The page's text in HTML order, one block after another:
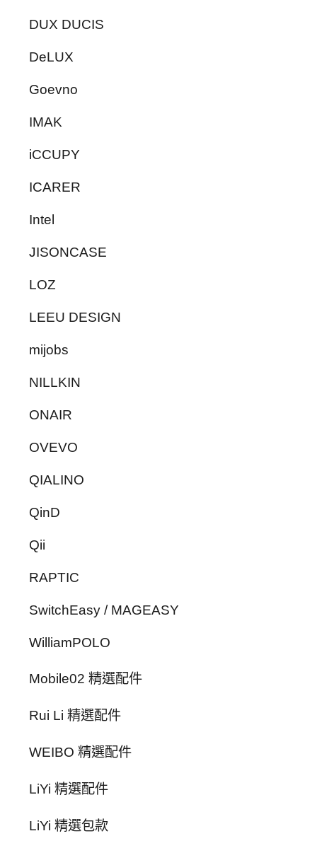
DUX DUCIS
DeLUX
Goevno
IMAK
iCCUPY
ICARER
Intel
JISONCASE
LOZ
LEEU DESIGN
mijobs
NILLKIN
ONAIR
OVEVO
QIALINO
QinD
Qii
RAPTIC
SwitchEasy / MAGEASY
WilliamPOLO
Mobile02 精選配件
Rui Li 精選配件
WEIBO 精選配件
LiYi 精選配件
LiYi 精選包款